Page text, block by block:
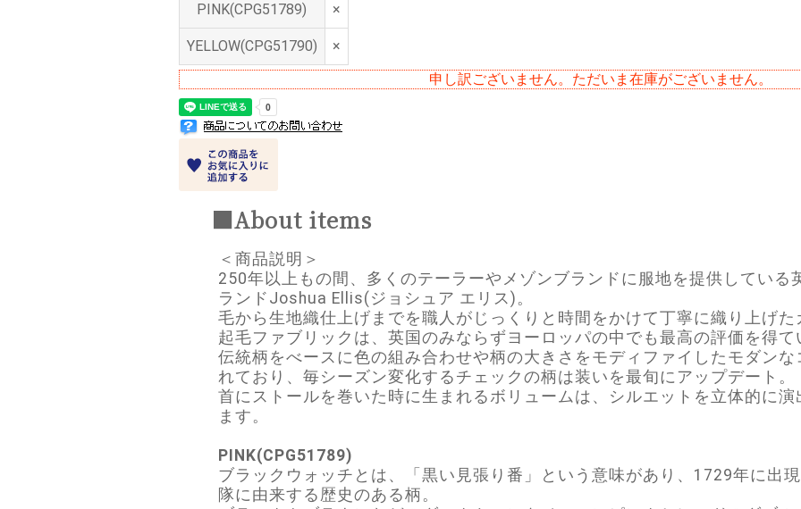
PINK(CPG51789) ×
YELLOW(CPG51790)
×
申し訳ございません。ただいま在庫がございません。
■About items
＜商品説明＞
250年以上もの間、多くのテーラーやメゾンブランドに服地を提供している
ランドJoshua Ellis(ジョシュア エリス)。
毛から生地織仕上げまでを職人がじっくりと時間をかけて丁寧に織り上げ
起毛ファブリックは、英国のみならずヨーロッパの中でも最高の評価を得て
伝統柄をべースに色の組み合わせや柄の大きさをモディファイしたモダン
れており、毎シーズン変化するチェックの柄は装いを最旬にアップデート。
首にストールを巻いた時に生まれるボリュームは、シルエットを立体的に
ます。
PINK(CPG51789)
ブラックウォッチとは、「黒い見張り番」という意味があり、1729年に出
隊に由来する歴史のある柄。